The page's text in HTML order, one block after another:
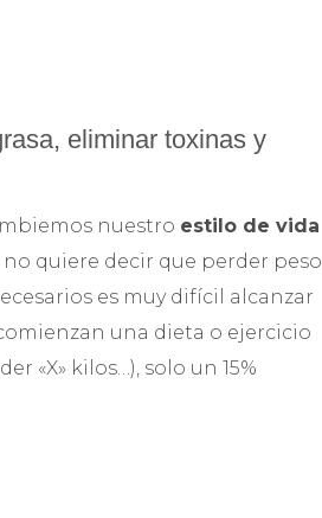
eliminar toxinas y
nuestro estilo de vida
quiere decir que perder peso
es muy difícil alcanzar
una dieta o ejercicio
«X» kilos…), solo un 15%